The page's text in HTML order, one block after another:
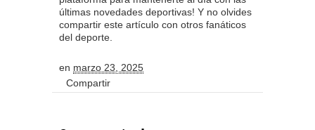
últimas novedades deportivas! Y no olvides
compartir este artículo con otros fanáticos
del deporte.
en marzo 23, 2025
Compartir